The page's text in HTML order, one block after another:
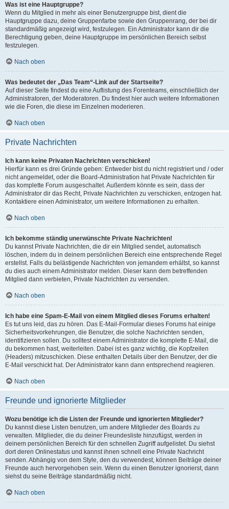
Was ist eine Hauptgruppe?
Wenn du Mitglied in mehr als einer Benutzergruppe bist, dient die
Hauptgruppe dazu, deine Gruppenfarbe sowie den Gruppenrang, der bei dir
standardmäßig angezeigt wird, festzulegen. Ein Administrator kann dir die
Berechtigung geben, deine Hauptgruppe im persönlichen Bereich selbst
festzulegen.
Nach oben
Was bedeutet der „Das Team“-Link auf der Startseite?
Auf dieser Seite findest du eine Auflistung des Forenteams, einschließlich der
Administratoren, der Moderatoren. Du findest hier auch weitere Informationen
wie die Foren, die diese im Einzelnen moderieren.
Nach oben
Private Nachrichten
Ich kann keine Privaten Nachrichten verschicken!
Hierfür kann es drei Gründe geben: Entweder bist du nicht registriert und / oder
nicht angemeldet, oder die Board-Administration hat Private Nachrichten für
das komplette Forum ausgeschaltet. Außerdem könnte es sein, dass der
Administrator dir das Recht, Private Nachrichten zu verschicken, entzogen hat.
Kontaktiere einen Administrator, um weitere Informationen zu erhalten.
Nach oben
Ich bekomme ständig unerwünschte Private Nachrichten!
Du kannst Private Nachrichten, die dir ein Mitglied sendet, automatisch
löschen, indem du in deinem persönlichen Bereich eine entsprechende Regel
erstellst. Falls du belästigende Nachrichten von jemandem erhältst, so kannst
du dies auch einem Administrator melden. Dieser kann dem betreffenden
Mitglied dann verbieten, Private Nachrichten zu versenden.
Nach oben
Ich habe eine Spam-E-Mail von einem Mitglied dieses Forums erhalten!
Es tut uns leid, das zu hören. Das E-Mail-Formular dieses Forums hat einige
Sicherheitsvorkehrungen, die Benutzer, die solche Nachrichten senden,
identifizieren sollen. Du solltest einem Administrator die komplette E-Mail, die
du bekommen hast, weiterleiten. Dabei ist es ganz wichtig, die Kopfzeilen
(Headers) mitzuschicken. Diese enthalten Details über den Benutzer, der die
E-Mail verschickt hat. Der Administrator kann dann entsprechend reagieren.
Nach oben
Freunde und ignorierte Mitglieder
Wozu benötige ich die Listen der Freunde und ignorierten Mitglieder?
Du kannst diese Listen benutzen, um andere Mitglieder des Boards zu
verwalten. Mitglieder, die du deiner Freundesliste hinzufügst, werden in
deinem persönlichen Bereich für den schnellen Zugriff aufgelistet. Du siehst
dort deren Onlinestatus und kannst ihnen schnell eine Private Nachricht
senden. Abhängig von dem Style, den du verwendest, können Beiträge deiner
Freunde auch hervorgehoben sein. Wenn du einen Benutzer ignorierst, dann
siehst du seine Beiträge standardmäßig nicht.
Nach oben